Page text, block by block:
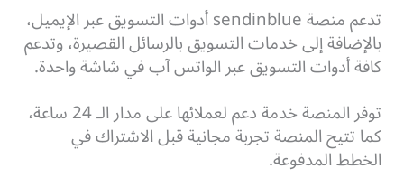
تدعم منصة sendinblue أدوات التسويق عبر الإيميل،
بالإضافة إلى خدمات التسويق بالرسائل القصيرة، وتدعم
كافة أدوات التسويق عبر الواتس آب في شاشة واحدة.
توفر المنصة خدمة دعم لعملائها على مدار الـ 24 ساعة،
كما تتيح المنصة تجربة مجانية قبل الاشتراك في
الخطط المدفوعة.